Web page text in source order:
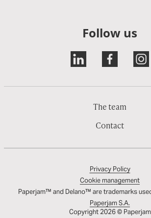
Follow us
The team
Contact
Privacy Policy
Cookie management
Paperjam™ and Delano™ are trademarks
Paperjam S.A.
Copyright 2026 © Paperjam